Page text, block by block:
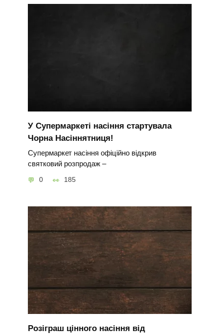
У Супермаркеті насіння стартувала
Чорна Насіннятниця!
Супермаркет насіння офіційно відкрив
святковий розпродаж –
0 185
Розіграш цінного насіння від